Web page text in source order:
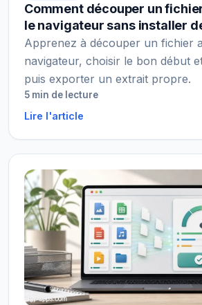
Comment découper un
le navigateur sans installer
Apprenez à découper un fichier
navigateur, choisir le bon début
puis exporter un extrait propre.
5 min de lecture
Lire l'article